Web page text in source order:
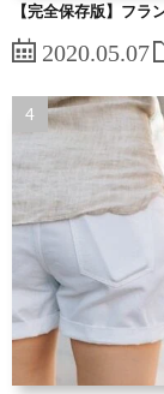
【完全保存版】フ
2020.05.07